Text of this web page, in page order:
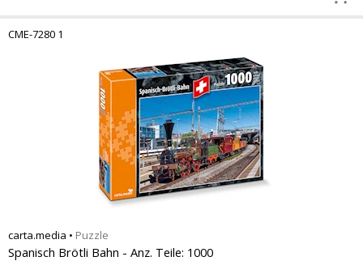
CME-7280 1
carta.media • Puzzle
Spanisch Brötli Bahn - Anz. Teile: 1000